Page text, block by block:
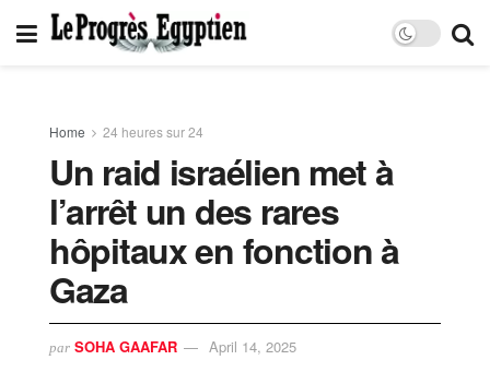
Home 24 heures sur 24
Un raid israélien met à
l’arrêt un des rares
hôpitaux en fonction à
Gaza
par SOHA GAAFAR April 14, 2025